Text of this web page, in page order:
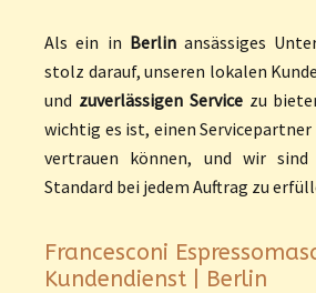
Als ein in Berlinansässiges
stolz darauf, unseren lokalen
und zuverlässigen Servicezu
wichtig es ist, einen Servicepartner
vertrauen können, und wir sind
Standard bei jedem Auftrag zu
Francesconi
Kundendienst | Berlin